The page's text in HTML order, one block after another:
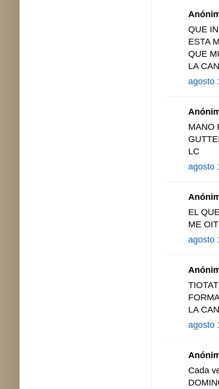
QUE
ESTA
QUE
LA
agosto
MANO
LC
agosto
EL
ME
agosto
LA
agosto
Cada